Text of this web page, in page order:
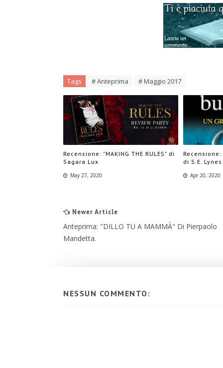
Tags # Anteprima # Maggio 2017
Recensione: "MAKING THE RULES" di
Sagara Lux
May 27, 2020
Recensione:
di S.E. Lynes
Apr 20, 2020
Newer Article
Anteprima: "DILLO TU A MAMMÀ" Di Pierpaolo
Mandetta.
NESSUN COMMENTO: